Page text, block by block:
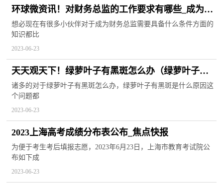
环球微资讯！对财务总监的工作要求有哪些_成为财
务总监需要具备什么条件
想必现在有很多小伙伴对于成为财务总监需要具备什么条件方面的
知识都比
2023-06-23
天天观天下！绿萝叶子有黑斑怎么办（绿萝叶子有
黑斑是什么原因）
诸多的对于绿萝叶子有黑斑怎么办，绿萝叶子有黑斑是什么原因这
个问题都
2023-06-23
2023上海高考成绩分布表公布_焦点快报
为便于考生考后填报志愿，2023年6月23日，上海市教育考试院公
布如下成
2023-06-23